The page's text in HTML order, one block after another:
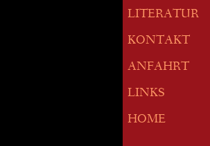
LITERATUR
KONTAKT
ANFAHRT
LINKS
HOME